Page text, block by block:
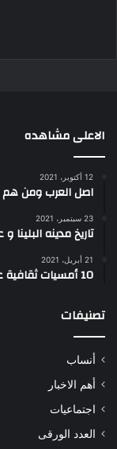
الاعلى مشاهده
12 أكتوبر، 2021
اصل العرب ومن
23 سبتمبر، 2021
تاريخ مدينه البلينا و
21 أبريل، 2021
10 أمسيات ثقافية علي مسرح نادي مطروح الإجتماعي في رمضان
تصنيفات
أنساب
أهم الاخبار
اجتماعيات
العدد الورقى